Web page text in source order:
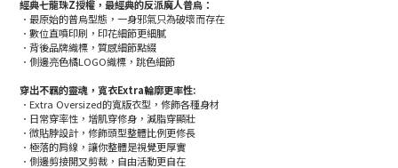
經典七龍珠Z授權，最經典的反派魔人普烏：
．最原始的普烏型態，一身邪氣只為破壞而存在
．數位直噴印刷，印花細節更細膩
．背後品牌織標，質感細節點綴
．側邊亮色橘LOGO織標，跳色細節
穿出不羈的靈魂，寬衣Extra輪廓更率性:
．Extra Oversized的寬版衣型，修飾各種身材
．日常穿率性，增肌穿修身，減脂穿顯壯
．微貼脖設計，修飾頭型整體比例更修長
．極落的肩線，讓你整體是視覺更厚實
．側邊剪接開叉剪裁，自由活動更自在